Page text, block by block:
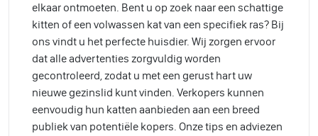
elkaar ontmoeten. Bent u op zoek naar een schattige
kitten of een volwassen kat van een specifiek ras? Bij
ons vindt u het perfecte huisdier. Wij zorgen ervoor
dat alle advertenties zorgvuldig worden
gecontroleerd, zodat u met een gerust hart uw
nieuwe gezinslid kunt vinden. Verkopers kunnen
eenvoudig hun katten aanbieden aan een breed
publiek van potentiële kopers. Onze tips en adviezen